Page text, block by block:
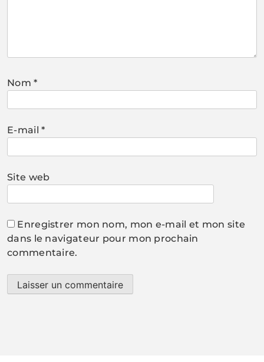
Nom*
E-mail*
Site web
Enregistrer mon nom, mon e-mail et mon site
dans le navigateur pour mon prochain
commentaire.